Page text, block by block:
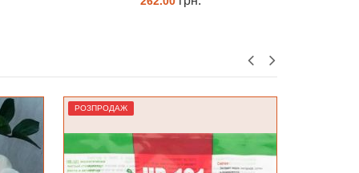
РОЗПРОДАЖ